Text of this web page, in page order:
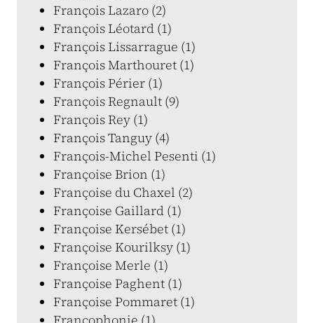
François Lazaro (2)
François Léotard (1)
François Lissarrague (1)
François Marthouret (1)
François Périer (1)
François Regnault (9)
François Rey (1)
François Tanguy (4)
François-Michel Pesenti (1)
Françoise Brion (1)
Françoise du Chaxel (2)
Françoise Gaillard (1)
Françoise Kersébet (1)
Françoise Kourilksy (1)
Françoise Merle (1)
Françoise Paghent (1)
Françoise Pommaret (1)